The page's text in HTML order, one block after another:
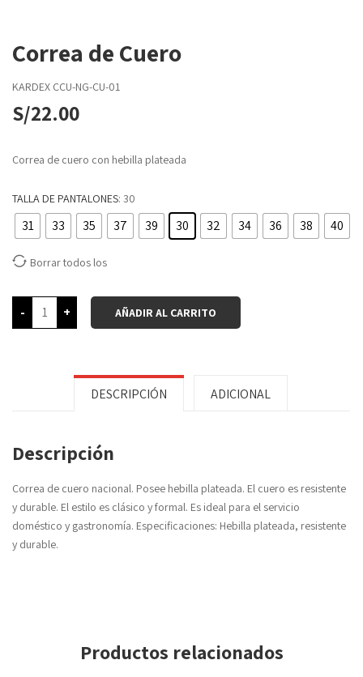
Correa de Cuero
KARDEX CCU-NG-CU-01
S/22.00
Correa de cuero con hebilla plateada
TALLA DE PANTALONES: 30
31 33 35 37 39 30 32 34 36 38 40
Borrar todos los
- + AÑADIR AL CARRITO
DESCRIPCIÓN ADICIONAL
Descripción
Correa de cuero nacional. Posee hebilla plateada. El cuero es resistente
y durable. El estilo es clásico y formal. Es ideal para el servicio
doméstico y gastronomía. Especificaciones: Hebilla plateada, resistente
y durable.
Productos relacionados